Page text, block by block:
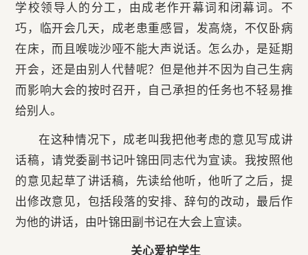
学校领导人的分工，由成老作开幕词和闭幕词。不
巧，临开会几天，成老患重感冒，发高烧，不仅卧病
在床，而且喉咙沙哑不能大声说话。怎么办，是延期
开会，还是由别人代替呢？但是他并不因为自己生病
而影响大会的按时召开，自己承担的任务也不轻易推
给别人。
在这种情况下，成老叫我把他考虑的意见写成讲
话稿，请党委副书记叶锦田同志代为宣读。我按照他
的意见起草了讲话稿，先读给他听，他听了之后，提
出修改意见，包括段落的安排、辞句的改动，最后作
为他的讲话，由叶锦田副书记在大会上宣读。
关心爱护学生